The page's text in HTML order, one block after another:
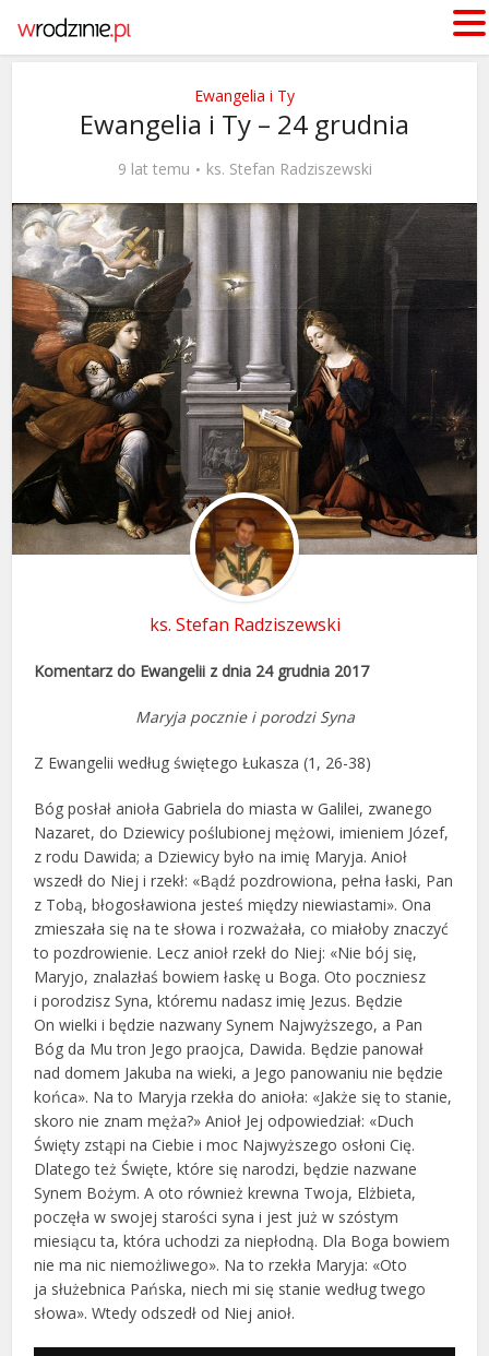
Ewangelia i Ty
Ewangelia i Ty – 24 grudnia
9 lat temu ks. Stefan Radziszewski
ks. Stefan Radziszewski
Komentarz do Ewangelii z dnia 24 grudnia 2017
Maryja pocznie i porodzi Syna
Z Ewangelii według świętego Łukasza (1, 26-38)
Bóg posłał anioła Gabriela do miasta w Galilei, zwanego
Nazaret, do Dziewicy poślubionej mężowi, imieniem Józef,
z rodu Dawida; a Dziewicy było na imię Maryja. Anioł
wszedł do Niej i rzekł: «Bądź pozdrowiona, pełna łaski, Pan
z Tobą, błogosławiona jesteś między niewiastami». Ona
zmieszała się na te słowa i rozważała, co miałoby znaczyć
to pozdrowienie. Lecz anioł rzekł do Niej: «Nie bój się,
Maryjo, znalazłaś bowiem łaskę u Boga. Oto poczniesz
i porodzisz Syna, któremu nadasz imię Jezus. Będzie
On wielki i będzie nazwany Synem Najwyższego, a Pan
Bóg da Mu tron Jego praojca, Dawida. Będzie panował
nad domem Jakuba na wieki, a Jego panowaniu nie będzie
końca». Na to Maryja rzekła do anioła: «Jakże się to stanie,
skoro nie znam męża?» Anioł Jej odpowiedział: «Duch
Święty zstąpi na Ciebie i moc Najwyższego osłoni Cię.
Dlatego też Święte, które się narodzi, będzie nazwane
Synem Bożym. A oto również krewna Twoja, Elżbieta,
poczęła w swojej starości syna i jest już w szóstym
miesiącu ta, która uchodzi za niepłodną. Dla Boga bowiem
nie ma nic niemożliwego». Na to rzekła Maryja: «Oto
ja służebnica Pańska, niech mi się stanie według twego
słowa». Wtedy odszedł od Niej anioł.